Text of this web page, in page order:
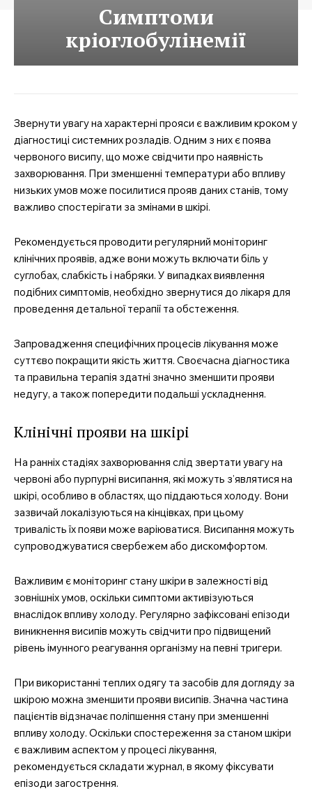
Симптоми
кріоглобулінемії
Звернути увагу на характерні прояси є важливим кроком у
діагностиці системних розладів. Одним з них є поява
червоного висипу, що може свідчити про наявність
захворювання. При зменшенні температури або впливу
низьких умов може посилитися прояв даних станів, тому
важливо спостерігати за змінами в шкірі.
Рекомендується проводити регулярний моніторинг
клінічних проявів, адже вони можуть включати біль у
суглобах, слабкість і набряки. У випадках виявлення
подібних симптомів, необхідно звернутися до лікаря для
проведення детальної терапії та обстеження.
Запровадження специфічних процесів лікування може
суттєво покращити якість життя. Своєчасна діагностика
та правильна терапія здатні значно зменшити прояви
недугу, а також попередити подальші ускладнення.
Клінічні прояви на шкірі
На ранніх стадіях захворювання слід звертати увагу на
червоні або пурпурні висипання, які можуть з’являтися на
шкірі, особливо в областях, що піддаються холоду. Вони
зазвичай локалізуються на кінцівках, при цьому
тривалість їх появи може варіюватися. Висипання можуть
супроводжуватися свербежем або дискомфортом.
Важливим є моніторинг стану шкіри в залежності від
зовнішніх умов, оскільки симптоми активізуються
внаслідок впливу холоду. Регулярно зафіксовані епізоди
виникнення висипів можуть свідчити про підвищений
рівень імунного реагування організму на певні тригери.
При використанні теплих одягу та засобів для догляду за
шкірою можна зменшити прояви висипів. Значна частина
пацієнтів відзначає поліпшення стану при зменшенні
впливу холоду. Оскільки спостереження за станом шкіри
є важливим аспектом у процесі лікування,
рекомендується складати журнал, в якому фіксувати
епізоди загострення.